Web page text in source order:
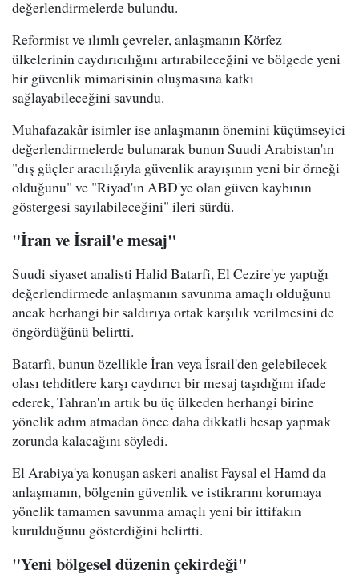
değerlendirmelerde bulundu.
Reformist ve ılımlı çevreler, anlaşmanın Körfez
ülkelerinin caydırıcılığını artırabileceğini ve bölgede yeni
bir güvenlik mimarisinin oluşmasına katkı
sağlayabileceğini savundu.
Muhafazakâr isimler ise anlaşmanın önemini küçümseyici
değerlendirmelerde bulunarak bunun Suudi Arabistan'ın
"dış güçler aracılığıyla güvenlik arayışının yeni bir örneği
olduğunu" ve "Riyad'ın ABD'ye olan güven kaybının
göstergesi sayılabileceğini" ileri sürdü.
"İran ve İsrail'e mesaj"
Suudi siyaset analisti Halid Batarfi, El Cezire'ye yaptığı
değerlendirmede anlaşmanın savunma amaçlı olduğunu
ancak herhangi bir saldırıya ortak karşılık verilmesini de
öngördüğünü belirtti.
Batarfi, bunun özellikle İran veya İsrail'den gelebilecek
olası tehditlere karşı caydırıcı bir mesaj taşıdığını ifade
ederek, Tahran'ın artık bu üç ülkeden herhangi birine
yönelik adım atmadan önce daha dikkatli hesap yapmak
zorunda kalacağını söyledi.
El Arabiya'ya konuşan askeri analist Faysal el Hamd da
anlaşmanın, bölgenin güvenlik ve istikrarını korumaya
yönelik tamamen savunma amaçlı yeni bir ittifakın
kurulduğunu gösterdiğini belirtti.
"Yeni bölgesel düzenin çekirdeği"